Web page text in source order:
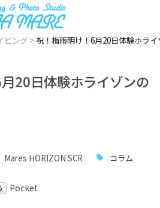
ビング>祝！梅雨明け！6月20日体験ホラ
20日体験ホライゾンの
Mares HORIZON SCR コラム
Pocket